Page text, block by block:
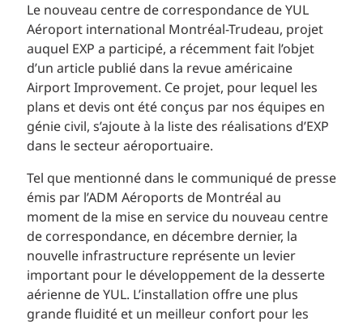
Le nouveau centre de correspondance de YUL
Aéroport international Montréal-Trudeau, projet
auquel EXP a participé, a récemment fait l’objet
d’un article publié dans la revue américaine
Airport Improvement. Ce projet, pour lequel les
plans et devis ont été conçus par nos équipes en
génie civil, s’ajoute à la liste des réalisations d’EXP
dans le secteur aéroportuaire.
Tel que mentionné dans le communiqué de presse
émis par l’ADM Aéroports de Montréal au
moment de la mise en service du nouveau centre
de correspondance, en décembre dernier, la
nouvelle infrastructure représente un levier
important pour le développement de la desserte
aérienne de YUL. L’installation offre une plus
grande fluidité et un meilleur confort pour les